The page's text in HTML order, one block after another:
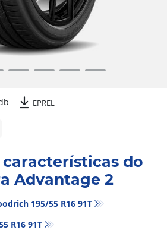
EPREL
características do
Advantage 2
195/55 R16 91T
R16 91T